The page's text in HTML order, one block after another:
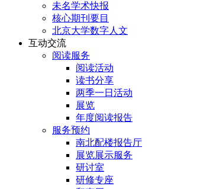
未名学术快报
核心期刊要目
北京大学数字人文
互动交流
阅读服务
阅读活动
读书分享
两季一日活动
展览
年度阅读报告
服务预约
南北配楼报告厅
展览展示服务
研讨室
研修专座